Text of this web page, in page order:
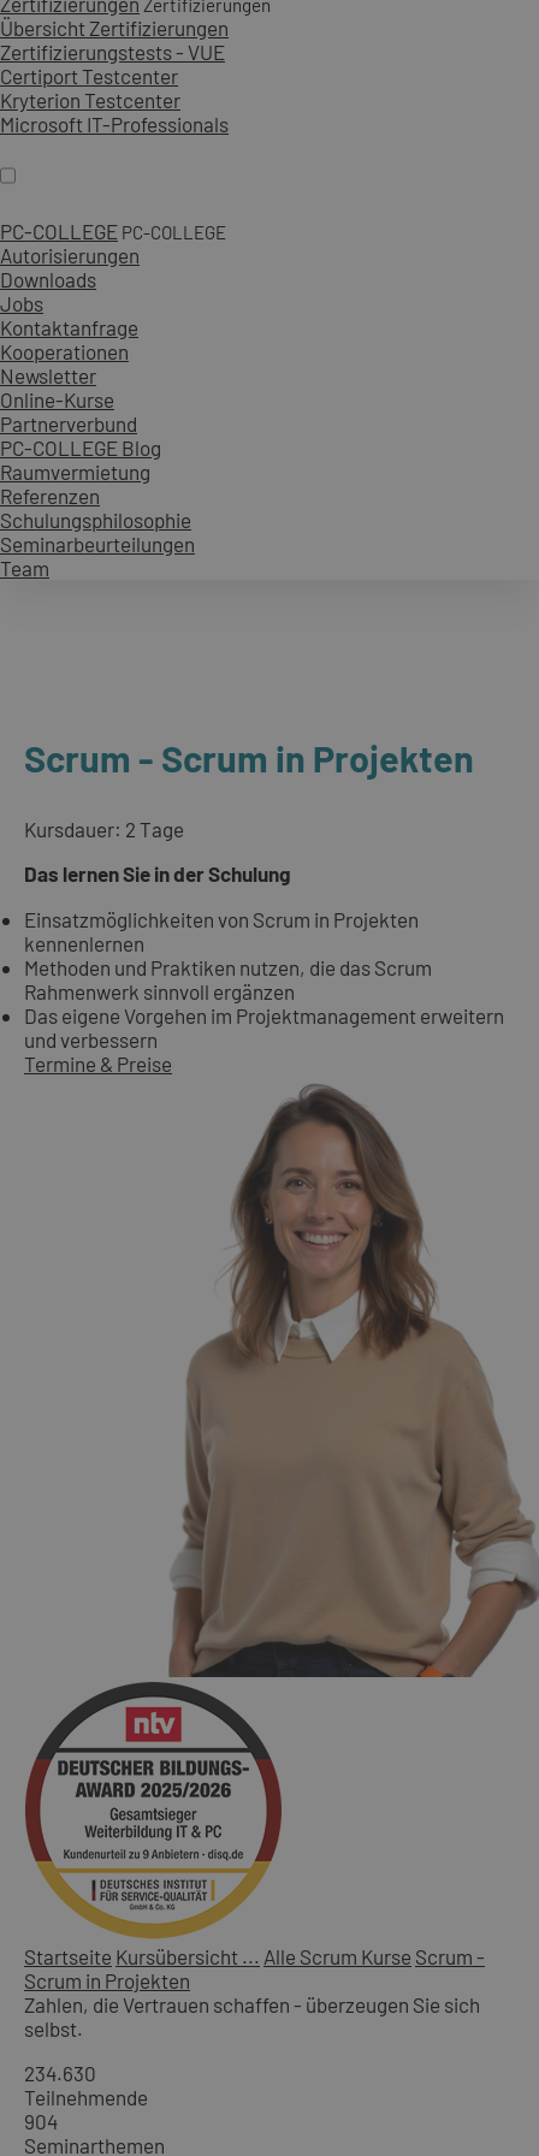
Zertifizierungen
Übersicht Zertifizierungen
Zertifizierungstests - VUE
Certiport Testcenter
Kryterion Testcenter
Microsoft IT-Professionals
PC-COLLEGE PC-COLLEGE
Autorisierungen
Downloads
Jobs
Kontaktanfrage
Kooperationen
Newsletter
Online-Kurse
Partnerverbund
PC-COLLEGE Blog
Raumvermietung
Referenzen
Schulungsphilosophie
Seminarbeurteilungen
Team
Scrum - Scrum in Projekten
Kursdauer: 2 Tage
Das lernen Sie in der Schulung
Einsatzmöglichkeiten von Scrum in Projekten
kennenlernen
Methoden und Praktiken nutzen, die das Scrum
Rahmenwerk sinnvoll ergänzen
Das eigene Vorgehen im Projektmanagement erweitern
und verbessern
Termine & Preise
Startseite Kursübersicht ... Alle Scrum Kurse Scrum -
Scrum in Projekten
Zahlen, die Vertrauen schaffen - überzeugen Sie sich
selbst.
234.630
Teilnehmende
904
Seminarthemen